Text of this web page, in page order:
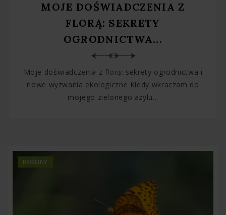
MOJE DOŚWIADCZENIA Z
FLORĄ: SEKRETY
OGRODNICTWA...
Moje doświadczenia z florą: sekrety ogrodnictwa i
nowe wyzwania ekologiczne Kiedy wkraczam do
mojego zielonego azylu...
ROŚLINY